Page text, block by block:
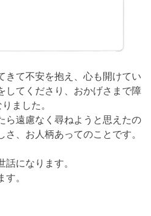
きて不安を抱え、心も開けてい
してくださり、おかげさまで障
ました。
ら遠慮なく尋ねようと思えたの
、お人柄あってのことです。
になります。
。